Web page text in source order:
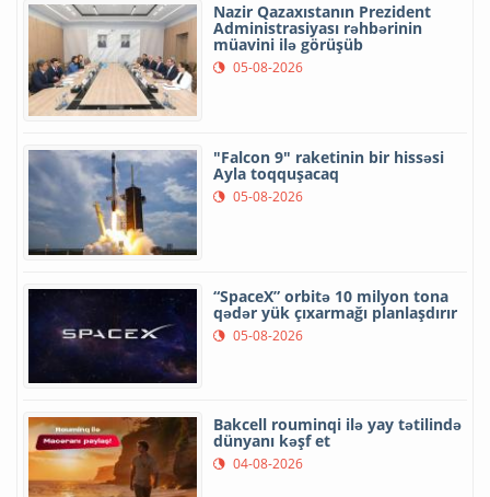
Nazir Qazaxıstanın Prezident
Administrasiyası rəhbərinin
müavini ilə görüşüb
05-08-2026
"Falcon 9" raketinin bir hissəsi
Ayla toqquşacaq
05-08-2026
“SpaceX” orbitə 10 milyon tona
qədər yük çıxarmağı planlaşdırır
05-08-2026
Bakcell rouminqi ilə yay tətilində
dünyanı kəşf et
04-08-2026